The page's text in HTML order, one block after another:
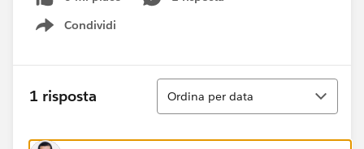
Condividi
Show menu
1 risposta
Ordina
Ordina per data